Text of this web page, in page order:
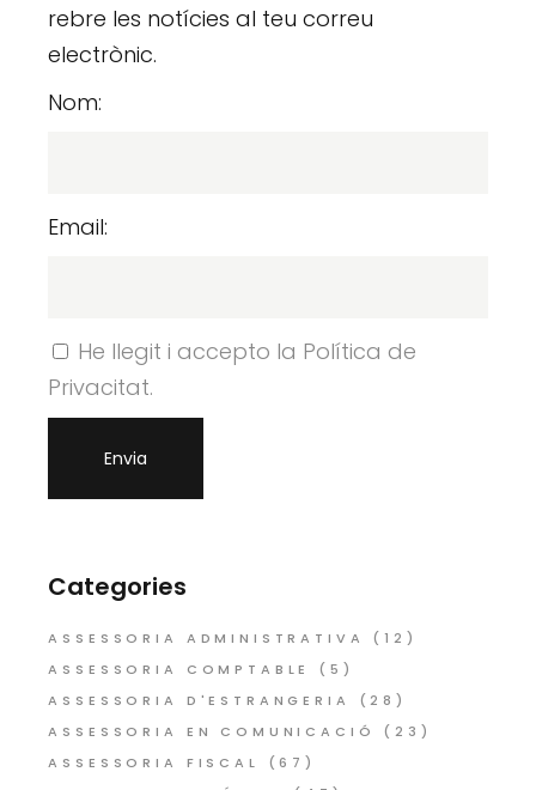
rebre les notícies al teu correu
electrònic.
Nom:
Email:
He llegit i accepto la Política de
Privacitat.
Categories
ASSESSORIA ADMINISTRATIVA
(12)
ASSESSORIA COMPTABLE
(5)
ASSESSORIA D'ESTRANGERIA
(28)
ASSESSORIA EN COMUNICACIÓ
(23)
ASSESSORIA FISCAL
(67)